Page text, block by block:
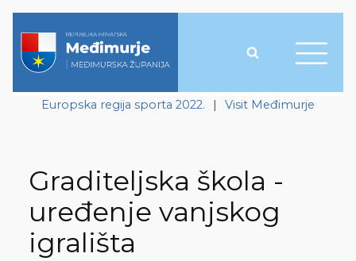
Europska regija sporta 2022. | Visit Međimurje
Graditeljska škola -
uređenje vanjskog
igrališta